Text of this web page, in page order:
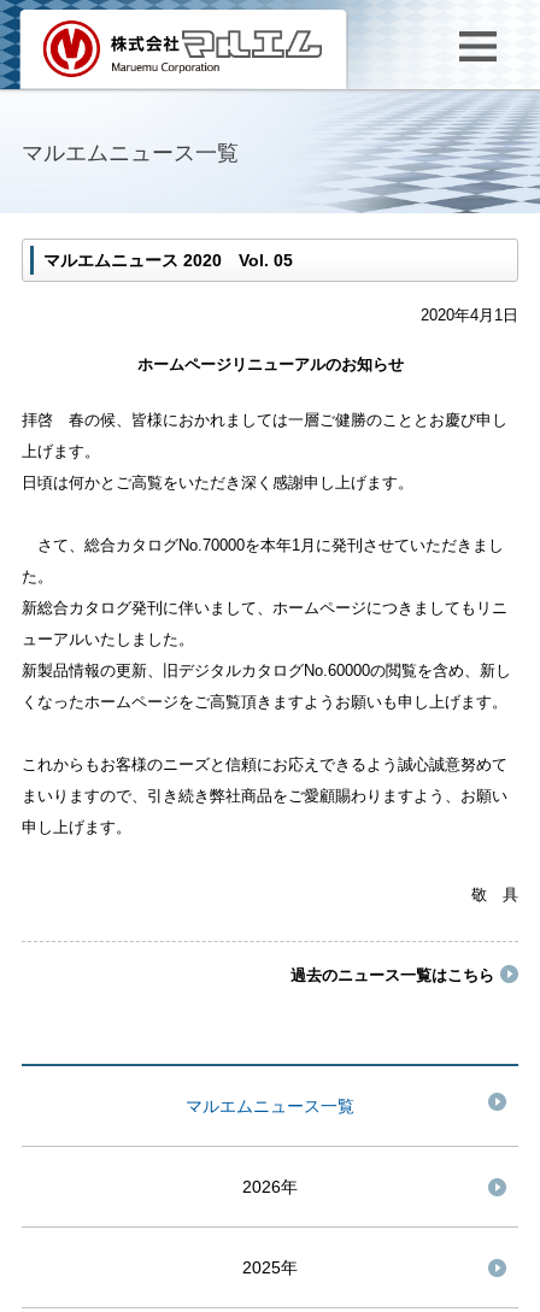
マルエムニュース一覧
マルエムニュース 2020 Vol. 05
2020年4月1日
ホームページリニューアルのお知らせ
拝啓 春の候、皆様におかれましては一層ご健勝のこととお慶び申し
上げます。
日頃は何かとご高覧をいただき深く感謝申し上げます。
さて、総合カタログNo.70000を本年1月に発刊させていただきまし
た。
新総合カタログ発刊に伴いまして、ホームページにつきましてもリニ
ューアルいたしました。
新製品情報の更新、旧デジタルカタログNo.60000の閲覧を含め、新し
くなったホームページをご高覧頂きますようお願いも申し上げます。
これからもお客様のニーズと信頼にお応えできるよう誠心誠意努めて
まいりますので、引き続き弊社商品をご愛顧賜わりますよう、お願い
申し上げます。
敬 具
過去のニュース一覧はこちら
マルエムニュース一覧
2026年
2025年